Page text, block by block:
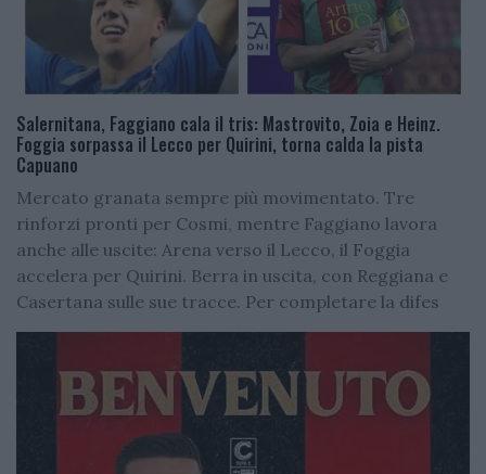
Salernitana, Faggiano cala il tris: Mastrovito, Zoia e Heinz.
Foggia sorpassa il Lecco per Quirini, torna calda la pista
Capuano
Mercato granata sempre più movimentato. Tre
rinforzi pronti per Cosmi, mentre Faggiano lavora
anche alle uscite: Arena verso il Lecco, il Foggia
accelera per Quirini. Berra in uscita, con Reggiana e
Casertana sulle sue tracce. Per completare la difes